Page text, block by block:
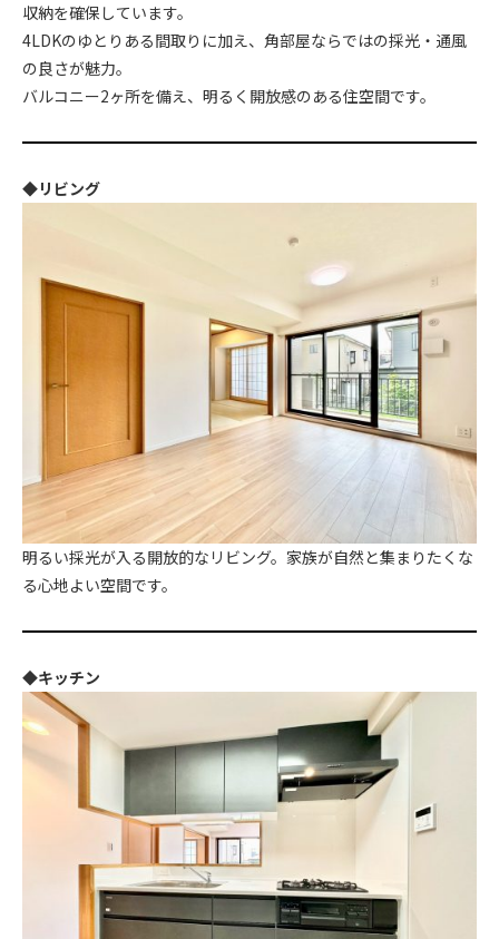
収納を確保しています。
4LDKのゆとりある間取りに加え、角部屋ならではの採光・通風
の良さが魅力。
バルコニー2ヶ所を備え、明るく開放感のある住空間です。
◆リビング
明るい採光が入る開放的なリビング。家族が自然と集まりたくな
る心地よい空間です。
◆キッチン